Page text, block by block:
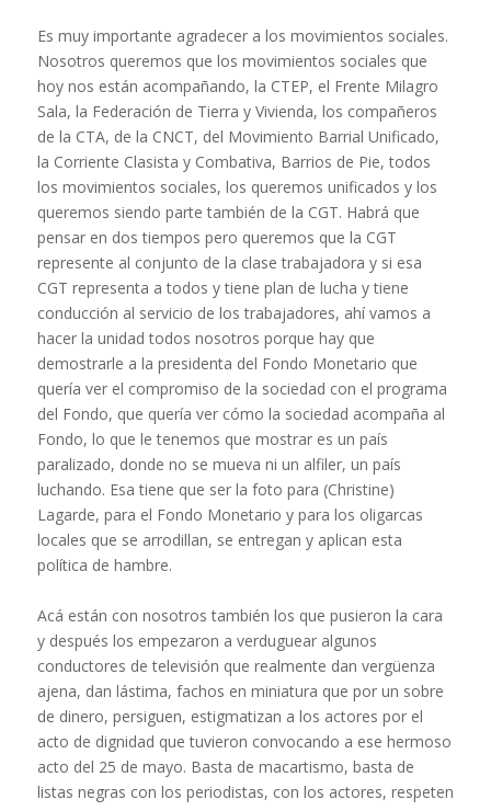
Es muy importante agradecer a los movimientos sociales.
Nosotros queremos que los movimientos sociales que
hoy nos están acompañando, la CTEP, el Frente Milagro
Sala, la Federación de Tierra y Vivienda, los compañeros
de la CTA, de la CNCT, del Movimiento Barrial Unificado,
la Corriente Clasista y Combativa, Barrios de Pie, todos
los movimientos sociales, los queremos unificados y los
queremos siendo parte también de la CGT. Habrá que
pensar en dos tiempos pero queremos que la CGT
represente al conjunto de la clase trabajadora y si esa
CGT representa a todos y tiene plan de lucha y tiene
conducción al servicio de los trabajadores, ahí vamos a
hacer la unidad todos nosotros porque hay que
demostrarle a la presidenta del Fondo Monetario que
quería ver el compromiso de la sociedad con el programa
del Fondo, que quería ver cómo la sociedad acompaña al
Fondo, lo que le tenemos que mostrar es un país
paralizado, donde no se mueva ni un alfiler, un país
luchando. Esa tiene que ser la foto para (Christine)
Lagarde, para el Fondo Monetario y para los oligarcas
locales que se arrodillan, se entregan y aplican esta
política de hambre.
Acá están con nosotros también los que pusieron la cara
y después los empezaron a verduguear algunos
conductores de televisión que realmente dan vergüenza
ajena, dan lástima, fachos en miniatura que por un sobre
de dinero, persiguen, estigmatizan a los actores por el
acto de dignidad que tuvieron convocando a ese hermoso
acto del 25 de mayo. Basta de macartismo, basta de
listas negras con los periodistas, con los actores, respeten